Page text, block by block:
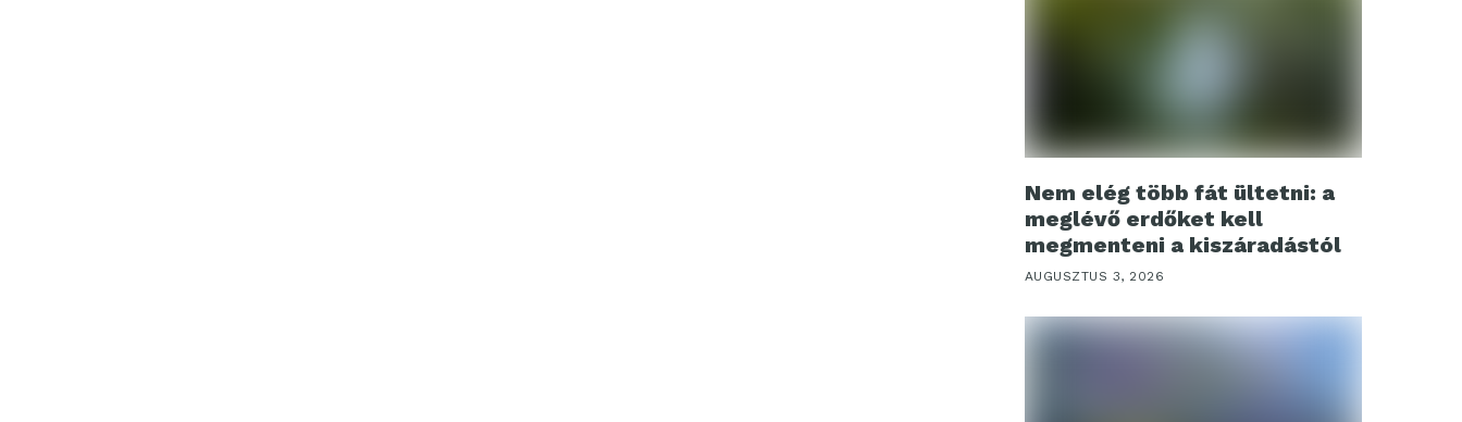
Nem elég több fát ültetni: a
meglévő erdőket kell
megmenteni a kiszáradástól
AUGUSZTUS 3, 2026